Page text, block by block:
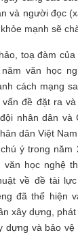
và người đọc
mạnh sẽ
toạ đàm của
văn học
cách mạng
đề đặt ra
nhân dân và
dân Việt
ý trong năm
học nghệ
về đề tài
đã thể hiện
xây dựng,
dựng và bảo